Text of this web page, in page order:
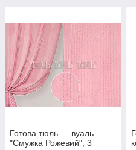
Готова тюль — вуаль
"Смужка Рожевий", 3